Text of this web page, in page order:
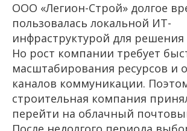
ООО «Легион-Строй» долгое
пользовалась локальной ИТ-
инфраструктурой для решения
Но рост компании требует
масштабирования ресурсов и
каналов коммуникации.
строительная компания
перейти на облачный